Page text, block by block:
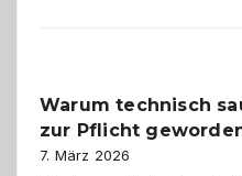
den
Logikrätseln
Warum technisch
zur Pflicht
7. März 2026